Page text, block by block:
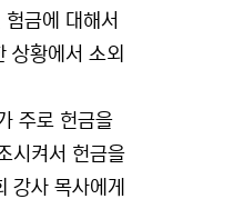
금에 대해서
상황에서 소외
주로 헌금을
시켜서 헌금을
강사 목사에게